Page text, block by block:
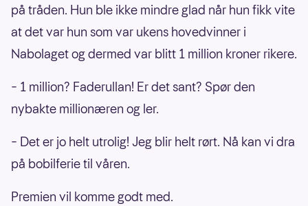
på tråden. Hun ble ikke mindre glad når hun fikk vite
at det var hun som var ukens hovedvinner i
Nabolaget og dermed var blitt 1 million kroner rikere.
– 1 million? Faderullan! Er det sant? Spør den
nybakte millionæren og ler.
– Det er jo helt utrolig! Jeg blir helt rørt. Nå kan vi dra
på bobilferie til våren.
Premien vil komme godt med.